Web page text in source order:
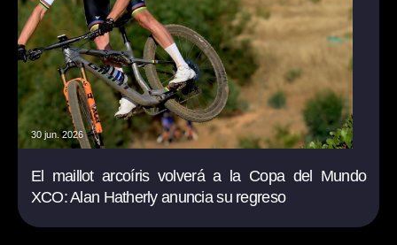
30 jun. 2026
El maillot arcoíris volverá a la Copa del Mundo
XCO: Alan Hatherly anuncia su regreso